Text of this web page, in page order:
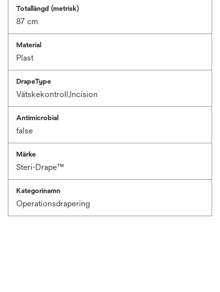
Totallängd (metrisk)
87 cm
Material
Plast
DrapeType
Vätskekontroll,Incision
Antimicrobial
false
Märke
Steri-Drape™
Kategorinamn
Operationsdrapering